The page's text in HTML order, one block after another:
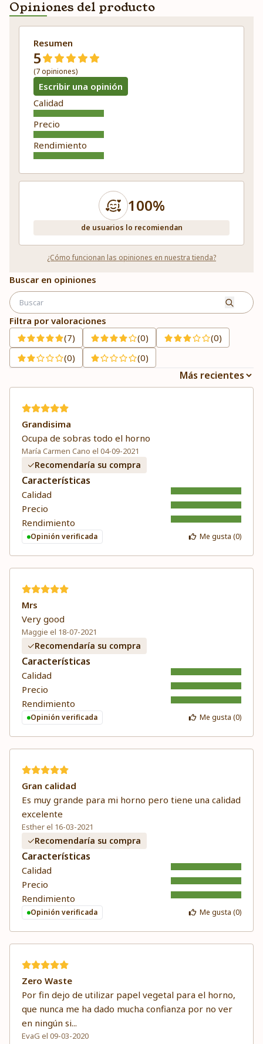
Opiniones del producto
Resumen
5
(7 opiniones)
Escribir una opinión
Calidad
Precio
Rendimiento
100%
de usuarios lo recomiendan
¿Cómo funcionan las opiniones en nuestra tienda?
Buscar en opiniones
Filtra por valoraciones
(7)
(0)
(0)
(0)
(0)
Grandisima
Ocupa de sobras todo el horno
María Carmen Cano el 04-09-2021
Recomendaría su compra
Características
Calidad
Precio
Rendimiento
Opinión verificada Me gusta (0)
Mrs
Very good
Maggie el 18-07-2021
Recomendaría su compra
Características
Calidad
Precio
Rendimiento
Opinión verificada Me gusta (0)
Gran calidad
Es muy grande para mi horno pero tiene una calidad
excelente
Esther el 16-03-2021
Recomendaría su compra
Características
Calidad
Precio
Rendimiento
Opinión verificada Me gusta (0)
Zero Waste
Por fin dejo de utilizar papel vegetal para el horno,
que nunca me ha dado mucha confianza por no ver
en ningún si...
EvaG el 09-03-2020